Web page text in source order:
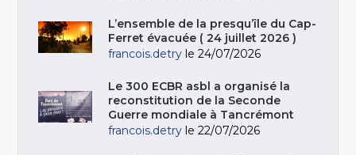
L’ensemble de la presqu’île du Cap-
Ferret évacuée ( 24 juillet 2026 )
francois.detry le 24/07/2026
Le 300 ECBR asbl a organisé la
reconstitution de la Seconde
Guerre mondiale à Tancrémont
francois.detry le 22/07/2026